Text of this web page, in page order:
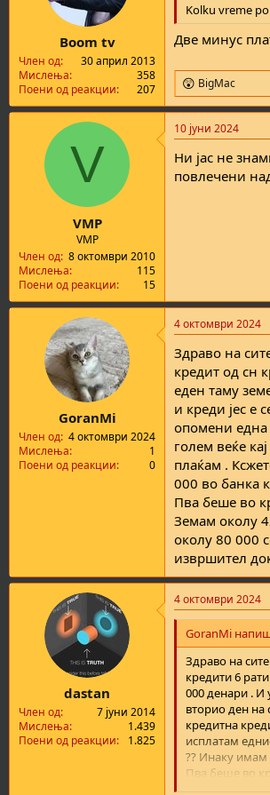
Boom tv
Член од
30 април 2013
Мислења
358
Поени од реакции
207
Kolku vreme
Две минус
R
e
a
c
i
o
BigМас
V
VMP
VMP
Член од 8 октомври 2010
Мислења
115
Поени од реакции
15
10 јуни 2024
Ни јас не
повлечени
GoranMi
Член од 4 октомври 2024
Мислења
1
Поени од реакции
0
4 октомври 2024
Здраво на
кредит од сн
еден таму
и креди јес е
опомени една
голем веќе
плаќам .
000 во банка
Пва беше во
Земам околу
околу 80 000
извршител
dastan
Член од
7 јуни 2014
Мислења
1.439
Поени од реакции
1.825
4 октомври 2024
GoranMi
Здраво на
кредити 6
000 денари . И
вторио ден на
кредитна
исплатам
?? Инаку имам
Пва беше во
Земам околу